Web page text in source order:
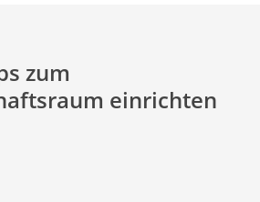
zum
einrichten